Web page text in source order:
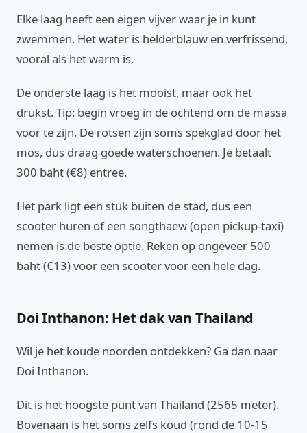
Elke laag heeft een eigen vijver waar je in kunt
zwemmen. Het water is helderblauw en verfrissend,
vooral als het warm is.
De onderste laag is het mooist, maar ook het
drukst. Tip: begin vroeg in de ochtend om de massa
voor te zijn. De rotsen zijn soms spekglad door het
mos, dus draag goede waterschoenen. Je betaalt
300 baht (€8) entree.
Het park ligt een stuk buiten de stad, dus een
scooter huren of een songthaew (open pickup-taxi)
nemen is de beste optie. Reken op ongeveer 500
baht (€13) voor een scooter voor een hele dag.
Doi Inthanon: Het dak van Thailand
Wil je het koude noorden ontdekken? Ga dan naar
Doi Inthanon.
Dit is het hoogste punt van Thailand (2565 meter).
Bovenaan is het soms zelfs koud (rond de 10-15